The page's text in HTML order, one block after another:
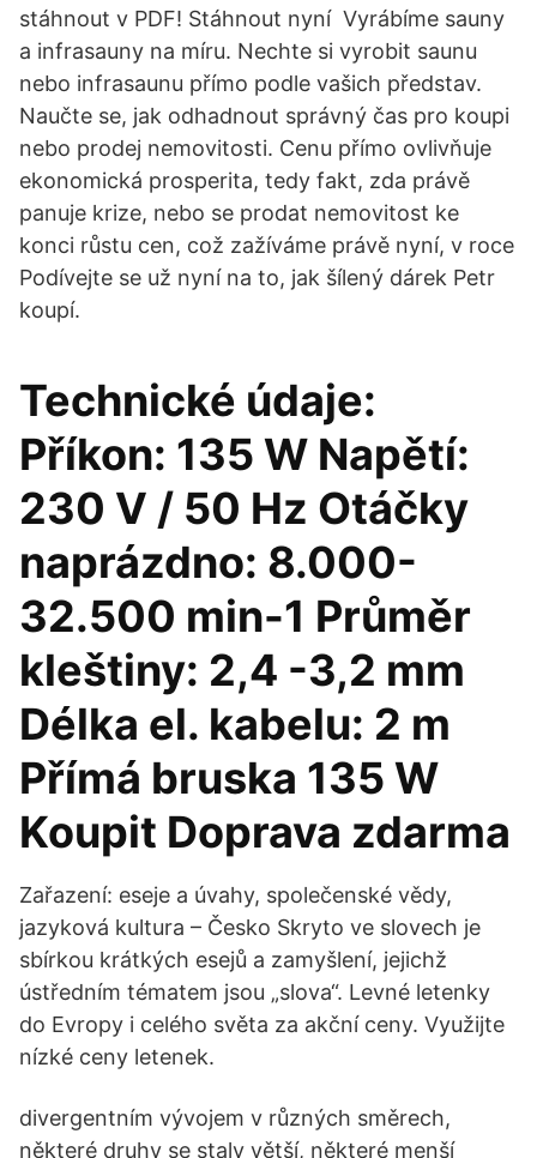
stáhnout v PDF! Stáhnout nyní Vyrábíme sauny
a infrasauny na míru. Nechte si vyrobit saunu
nebo infrasaunu přímo podle vašich představ.
Naučte se, jak odhadnout správný čas pro koupi
nebo prodej nemovitosti. Cenu přímo ovlivňuje
ekonomická prosperita, tedy fakt, zda právě
panuje krize, nebo se prodat nemovitost ke
konci růstu cen, což zažíváme právě nyní, v roce
Podívejte se už nyní na to, jak šílený dárek Petr
koupí.
Technické údaje:
Příkon: 135 W Napětí:
230 V / 50 Hz Otáčky
naprázdno: 8.000-
32.500 min-1 Průměr
kleštiny: 2,4 -3,2 mm
Délka el. kabelu: 2 m
Přímá bruska 135 W
Koupit Doprava zdarma
Zařazení: eseje a úvahy, společenské vědy,
jazyková kultura – Česko Skryto ve slovech je
sbírkou krátkých esejů a zamyšlení, jejichž
ústředním tématem jsou „slova“. Levné letenky
do Evropy i celého světa za akční ceny. Využijte
nízké ceny letenek.
divergentním vývojem v různých směrech,
některé druhy se staly větší, některé menší